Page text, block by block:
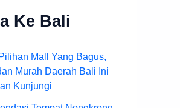
Ke Bali
Mall Yang Bagus,
Murah Daerah Bali Ini
Kunjungi